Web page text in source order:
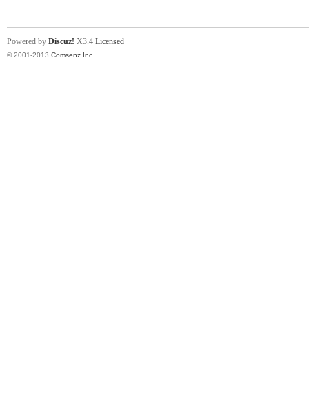
Powered by Discuz! X3.4 Licensed
© 2001-2013 Comsenz Inc.